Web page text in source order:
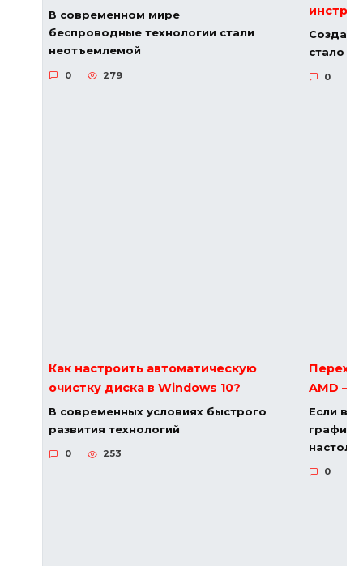
В современном мире
беспроводные технологии стали
неотъемлемой
0 279
стало
0
Как настроить автоматическую
очистку диска в Windows 10?
В современных условиях быстрого
развития технологий
0 253
AMD —
Если вы
0